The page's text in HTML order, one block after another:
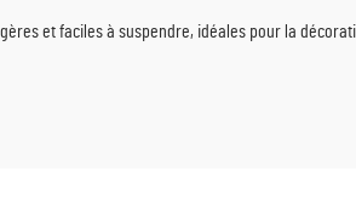
et faciles à suspendre, idéales pour la